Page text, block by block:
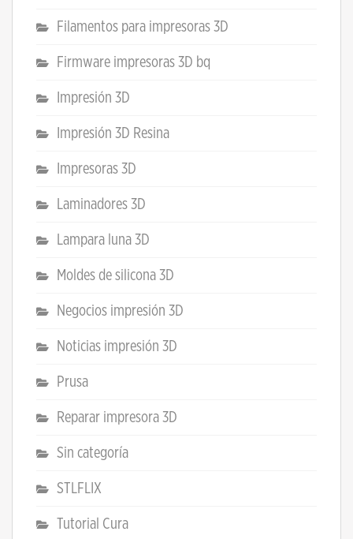
Filamentos para impresoras 3D
Firmware impresoras 3D bq
Impresión 3D
Impresión 3D Resina
Impresoras 3D
Laminadores 3D
Lampara luna 3D
Moldes de silicona 3D
Negocios impresión 3D
Noticias impresión 3D
Prusa
Reparar impresora 3D
Sin categoría
STLFLIX
Tutorial Cura